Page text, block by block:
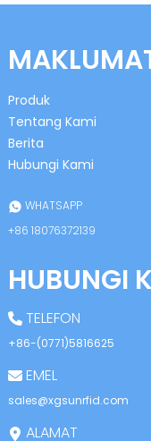
Produk
Tentang Kami
Berita
Hubungi Kami
WHATSAPP
+86 18076372139
HUBUNGI
TELEFON
+86-(0771)5816625
EMEL
sales@xgsunrfid.com
ALAMAT